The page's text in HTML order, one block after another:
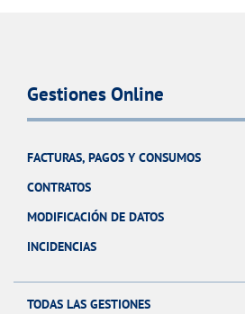
Gestiones Online
FACTURAS, PAGOS Y CONSUMOS
CONTRATOS
MODIFICACIÓN DE DATOS
INCIDENCIAS
TODAS LAS GESTIONES